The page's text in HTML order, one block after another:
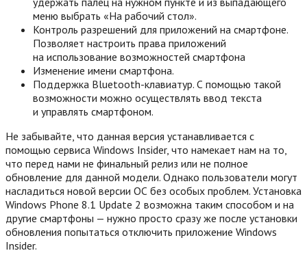
меню выбрать «На рабочий стол».
Контроль разрешений для приложений на смартфоне.
Позволяет настроить права приложений
на использование возможностей смартфона
Изменение имени смартфона.
Поддержка Bluetooth-клавиатур. С помощью такой
возможности можно осуществлять ввод текста
и управлять смартфоном.
Не забывайте, что данная версия устанавливается с
помощью сервиса Windows Insider, что намекает нам на то,
что перед нами не финальный релиз или не полное
обновление для данной модели. Однако пользователи могут
насладиться новой версии ОС без особых проблем. Установка
Windows Phone 8.1 Update 2 возможна таким способом и на
другие смартфоны — нужно просто сразу же после установки
обновления попытаться отключить приложение Windows
Insider.